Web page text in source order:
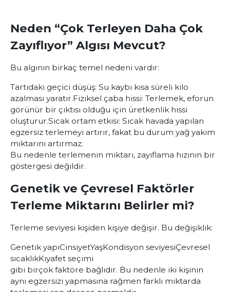
Neden “Çok Terleyen Daha Çok
Zayıflıyor” Algısı Mevcut?
Bu algının birkaç temel nedeni vardır:
Tartıdaki geçici düşüş: Su kaybı kısa süreli kilo
azalması yaratır.Fiziksel çaba hissi: Terlemek, eforun
görünür bir çıktısı olduğu için üretkenlik hissi
oluşturur.Sıcak ortam etkisi: Sıcak havada yapılan
egzersiz terlemeyi artırır, fakat bu durum yağ yakım
miktarını artırmaz.
Bu nedenle terlemenin miktarı, zayıflama hızının bir
göstergesi değildir.
Genetik ve Çevresel Faktörler
Terleme Miktarını Belirler mi?
Terleme seviyesi kişiden kişiye değişir. Bu değişiklik:
Genetik yapıCinsiyetYaşKondisyon seviyesiÇevresel
sıcaklıkKıyafet seçimi
gibi birçok faktöre bağlıdır. Bu nedenle iki kişinin
aynı egzersizi yapmasına rağmen farklı miktarda